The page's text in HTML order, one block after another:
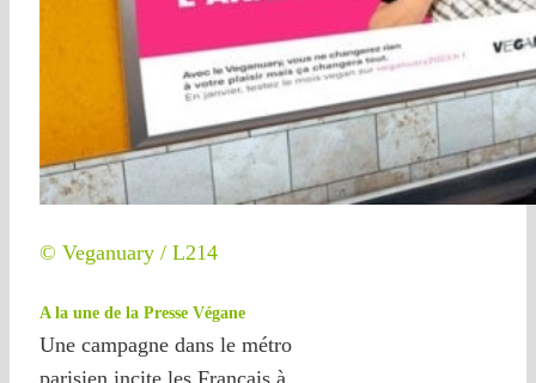
© Veganuary / L214
A la une de la Presse Végane
Une campagne dans le métro